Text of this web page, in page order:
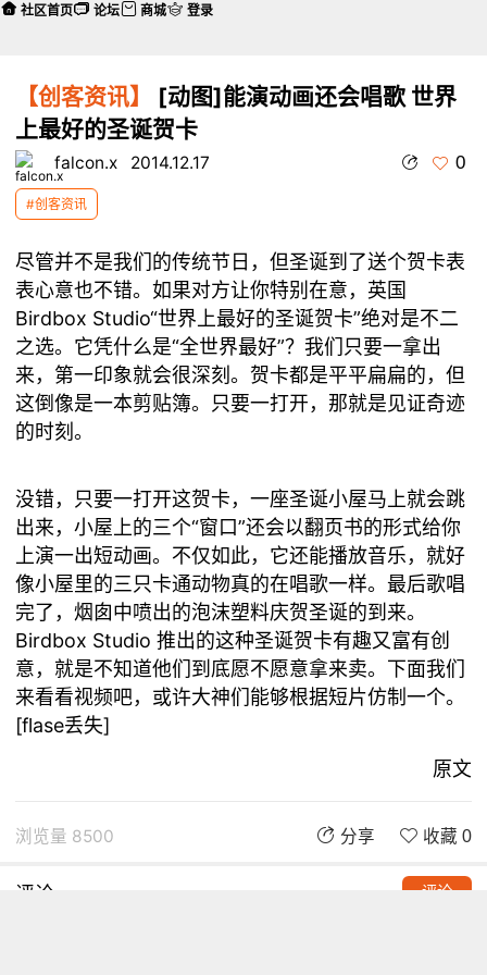
【创客资讯】
[动图]能演动画还会唱歌 世界
上最好的圣诞贺卡
falcon.x 2014.12.17 0
#创客资讯
尽管并不是我们的传统节日，但圣诞到了送个贺卡表
表心意也不错。如果对方让你特别在意，英国
Birdbox Studio“世界上最好的圣诞贺卡”绝对是不二
之选。它凭什么是“全世界最好”？我们只要一拿出
来，第一印象就会很深刻。贺卡都是平平扁扁的，但
这倒像是一本剪贴簿。只要一打开，那就是见证奇迹
的时刻。
没错，只要一打开这贺卡，一座圣诞小屋马上就会跳
出来，小屋上的三个“窗口”还会以翻页书的形式给你
上演一出短动画。不仅如此，它还能播放音乐，就好
像小屋里的三只卡通动物真的在唱歌一样。最后歌唱
完了，烟囱中喷出的泡沫塑料庆贺圣诞的到来。
Birdbox Studio 推出的这种圣诞贺卡有趣又富有创
意，就是不知道他们到底愿不愿意拿来卖。下面我们
来看看视频吧，或许大神们能够根据短片仿制一个。
[flase丢失]
原文
浏览量 8500 分享 收藏 0
评论 评论
社区首页 论坛 商城 登录